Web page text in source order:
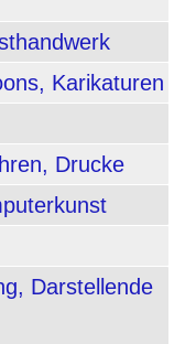
Karikaturen
Drucke
Darstellende